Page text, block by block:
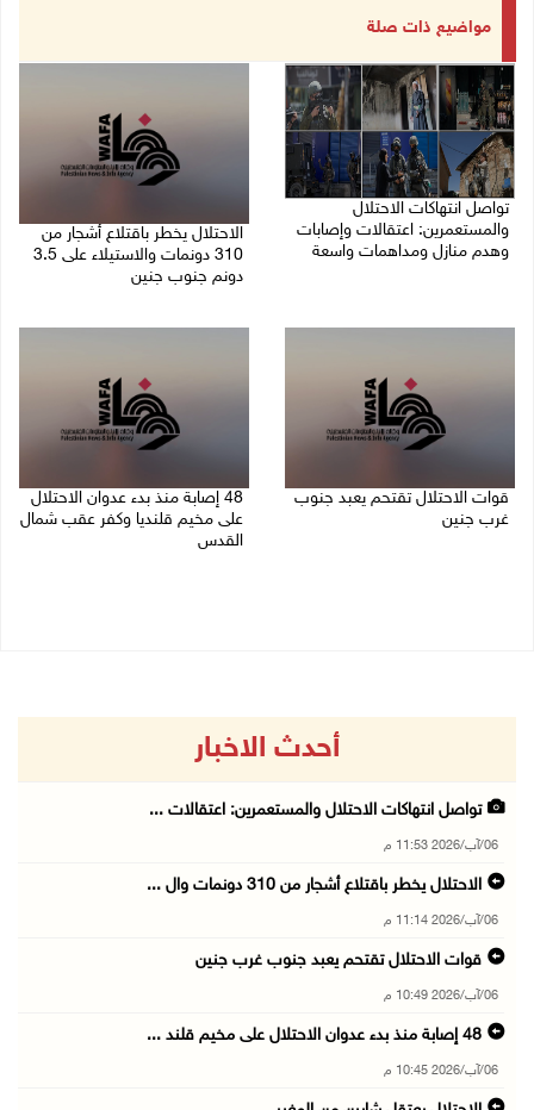
مواضيع ذات صلة
تواصل انتهاكات الاحتلال
والمستعمرين: اعتقالات وإصابات
وهدم منازل ومداهمات واسعة
الاحتلال يخطر باقتلاع أشجار من
310 دونمات والاستيلاء على 3.5
دونم جنوب جنين
قوات الاحتلال تقتحم يعبد جنوب
غرب جنين
48 إصابة منذ بدء عدوان الاحتلال
على مخيم قلنديا وكفر عقب شمال
القدس
أحدث الاخبار
تواصل انتهاكات الاحتلال والمستعمرين: اعتقالات ...
06/آب/2026 11:53 م
الاحتلال يخطر باقتلاع أشجار من 310 دونمات وال ...
06/آب/2026 11:14 م
قوات الاحتلال تقتحم يعبد جنوب غرب جنين
06/آب/2026 10:49 م
48 إصابة منذ بدء عدوان الاحتلال على مخيم قلند ...
06/آب/2026 10:45 م